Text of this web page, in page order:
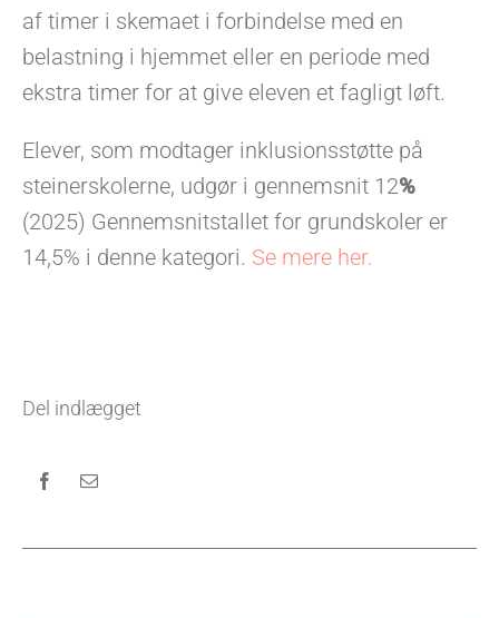
af timer i skemaet i forbindelse med en
belastning i hjemmet eller en periode med
ekstra timer for at give eleven et fagligt løft.
Elever, som modtager inklusionsstøtte på
steinerskolerne, udgør i gennemsnit 12%
(2025) Gennemsnitstallet for grundskoler er
14,5% i denne kategori. Se mere her.
Del indlægget